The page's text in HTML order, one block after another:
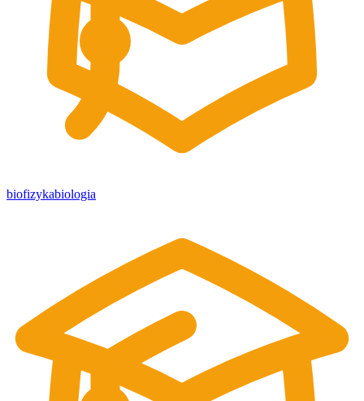
biofizykabiologia